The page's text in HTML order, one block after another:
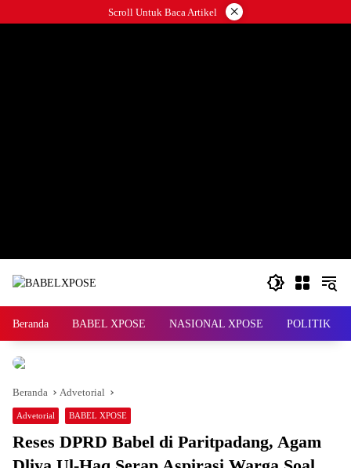
ke
Scroll Untuk Baca Artikel ×
Beranda BABEL XPOSE NASIONAL XPOSE POLITIK
Beranda Advetorial
Advetorial BABEL XPOSE
Reses DPRD Babel di Paritpadang, Agam